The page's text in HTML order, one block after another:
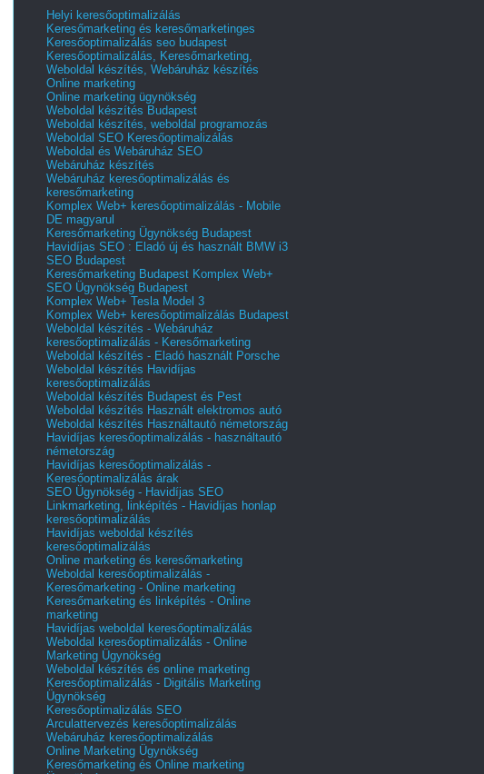
Helyi keresőoptimalizálás
Keresőmarketing és keresőmarketinges
Keresőoptimalizálás seo budapest
Keresőoptimalizálás, Keresőmarketing,
Weboldal készítés, Webáruház készítés
Online marketing
Online marketing ügynökség
Weboldal készítés Budapest
Weboldal készítés, weboldal programozás
Weboldal SEO Keresőoptimalizálás
Weboldal és Webáruház SEO
Webáruház készítés
Webáruház keresőoptimalizálás és
keresőmarketing
Komplex Web+ keresőoptimalizálás - Mobile
DE magyarul
Keresőmarketing Ügynökség Budapest
Havidíjas SEO : Eladó új és használt BMW i3
SEO Budapest
Keresőmarketing Budapest Komplex Web+
SEO Ügynökség Budapest
Komplex Web+ Tesla Model 3
Komplex Web+ keresőoptimalizálás Budapest
Weboldal készítés - Webáruház
keresőoptimalizálás - Keresőmarketing
Weboldal készítés - Eladó használt Porsche
Weboldal készítés Havidíjas
keresőoptimalizálás
Weboldal készítés Budapest és Pest
Weboldal készítés Használt elektromos autó
Weboldal készítés Használtautó németország
Havidíjas keresőoptimalizálás - használtautó
németország
Havidíjas keresőoptimalizálás -
Keresőoptimalizálás árak
SEO Ügynökség - Havidíjas SEO
Linkmarketing, linképítés - Havidíjas honlap
keresőoptimalizálás
Havidíjas weboldal készítés
keresőoptimalizálás
Online marketing és keresőmarketing
Weboldal keresőoptimalizálás -
Keresőmarketing - Online marketing
Keresőmarketing és linképítés - Online
marketing
Havidíjas weboldal keresőoptimalizálás
Weboldal keresőoptimalizálás - Online
Marketing Ügynökség
Weboldal készítés és online marketing
Keresőoptimalizálás - Digitális Marketing
Ügynökség
Keresőoptimalizálás SEO
Arculattervezés keresőoptimalizálás
Webáruház keresőoptimalizálás
Online Marketing Ügynökség
Keresőmarketing és Online marketing